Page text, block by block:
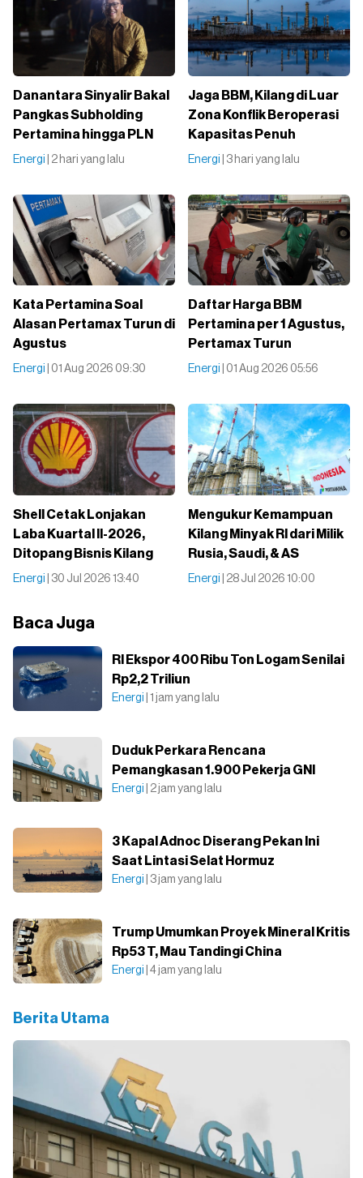
Danantara Sinyalir Bakal
Pangkas Subholding
Pertamina hingga PLN
Energi | 2 hari yang lalu
Jaga BBM, Kilang di Luar
Zona Konflik Beroperasi
Kapasitas Penuh
Energi | 3 hari yang lalu
Kata Pertamina Soal
Alasan Pertamax Turun di
Agustus
Energi | 01 Aug 2026 09:30
Daftar Harga BBM
Pertamina per 1 Agustus,
Pertamax Turun
Energi | 01 Aug 2026 05:56
Shell Cetak Lonjakan
Laba Kuartal II-2026,
Ditopang Bisnis Kilang
Energi | 30 Jul 2026 13:40
Mengukur Kemampuan
Kilang Minyak RI dari Milik
Rusia, Saudi, & AS
Energi | 28 Jul 2026 10:00
Baca Juga
RI Ekspor 400 Ribu Ton Logam Senilai
Rp2,2 Triliun
Energi | 1 jam yang lalu
Duduk Perkara Rencana
Pemangkasan 1.900 Pekerja GNI
Energi | 2 jam yang lalu
3 Kapal Adnoc Diserang Pekan Ini
Saat Lintasi Selat Hormuz
Energi | 3 jam yang lalu
Trump Umumkan Proyek Mineral Kritis
Rp53 T, Mau Tandingi China
Energi | 4 jam yang lalu
Berita Utama